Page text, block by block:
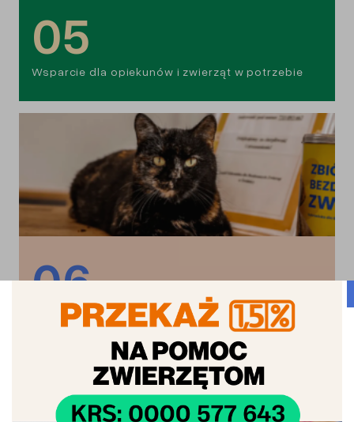
05
Wsparcie dla opiekunów i zwierząt w potrzebie
06
Adopcje i odpowiedzialna opieka